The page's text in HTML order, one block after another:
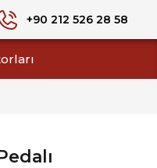
+90 212 526 28 58